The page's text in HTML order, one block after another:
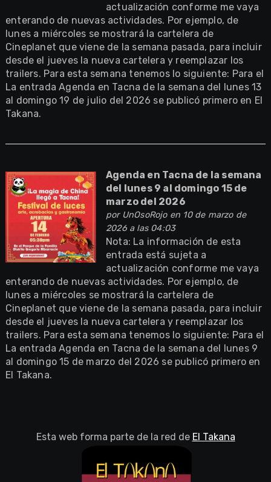
actualización conforme me vaya
enterando de nuevas actividades. Por ejemplo, de
lunes a miércoles se mostrará la cartelera de
Cineplanet que viene de la semana pasada, para incluir
desde el jueves la nueva cartelera y reemplazar los
trailers. Para esta semana tenemos lo siguiente: Para el
La entrada Agenda en Tacna de la semana del lunes 13
al domingo 19 de julio del 2026 se publicó primero en El
Takana.
Agenda en Tacna de la semana
del lunes 9 al domingo 15 de
marzo del 2026
por UnOsoRojoen 10 de marzo de
2026 a las 04:03
Nota: La información de esta
entrada está sujeta a
actualización conforme me vaya
enterando de nuevas actividades. Por ejemplo, de
lunes a miércoles se mostrará la cartelera de
Cineplanet que viene de la semana pasada, para incluir
desde el jueves la nueva cartelera y reemplazar los
trailers. Para esta semana tenemos lo siguiente: Para el
La entrada Agenda en Tacna de la semana del lunes 9
al domingo 15 de marzo del 2026 se publicó primero en
El Takana.
Esta web forma parte de la red de El Takana